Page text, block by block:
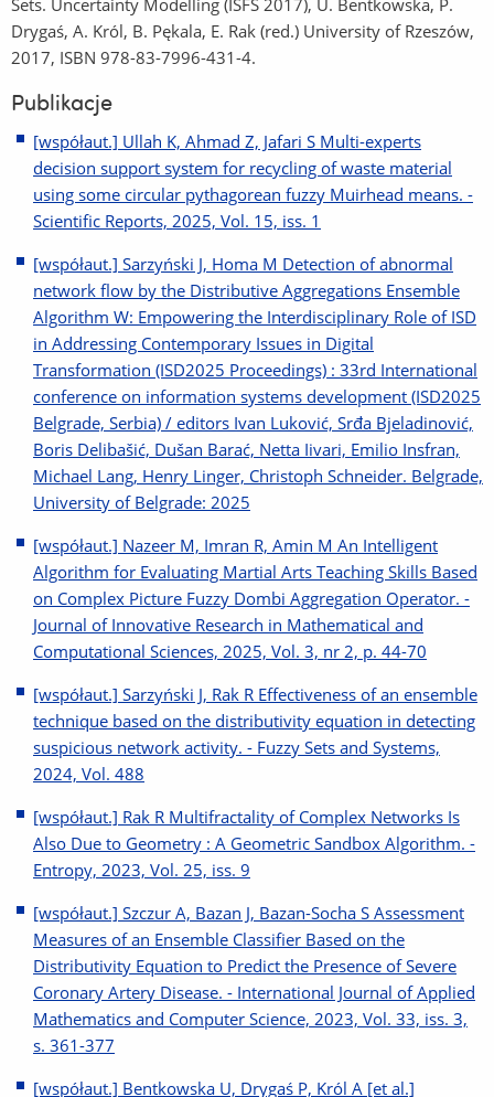
Sets. Uncertainty Modelling (ISFS 2017), U. Bentkowska, P.
Drygaś, A. Król, B. Pękala, E. Rak (red.) University of Rzeszów,
2017, ISBN 978-83-7996-431-4.
Publikacje
[współaut.] Ullah K, Ahmad Z, Jafari S Multi-experts
decision support system for recycling of waste material
using some circular pythagorean fuzzy Muirhead means. -
Scientific Reports, 2025, Vol. 15, iss. 1
[współaut.] Sarzyński J, Homa M Detection of abnormal
network flow by the Distributive Aggregations Ensemble
Algorithm W: Empowering the Interdisciplinary Role of ISD
in Addressing Contemporary Issues in Digital
Transformation (ISD2025 Proceedings) : 33rd International
conference on information systems development (ISD2025
Belgrade, Serbia) / editors Ivan Luković, Srđa Bjeladinović,
Boris Delibašić, Dušan Barać, Netta Iivari, Emilio Insfran,
Michael Lang, Henry Linger, Christoph Schneider. Belgrade,
University of Belgrade: 2025
[współaut.] Nazeer M, Imran R, Amin M An Intelligent
Algorithm for Evaluating Martial Arts Teaching Skills Based
on Complex Picture Fuzzy Dombi Aggregation Operator. -
Journal of Innovative Research in Mathematical and
Computational Sciences, 2025, Vol. 3, nr 2, p. 44-70
[współaut.] Sarzyński J, Rak R Effectiveness of an ensemble
technique based on the distributivity equation in detecting
suspicious network activity. - Fuzzy Sets and Systems,
2024, Vol. 488
[współaut.] Rak R Multifractality of Complex Networks Is
Also Due to Geometry : A Geometric Sandbox Algorithm. -
Entropy, 2023, Vol. 25, iss. 9
[współaut.] Szczur A, Bazan J, Bazan-Socha S Assessment
Measures of an Ensemble Classifier Based on the
Distributivity Equation to Predict the Presence of Severe
Coronary Artery Disease. - International Journal of Applied
Mathematics and Computer Science, 2023, Vol. 33, iss. 3,
s. 361-377
[współaut.] Bentkowska U, Drygaś P, Król A [et al.]